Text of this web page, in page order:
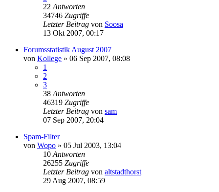
22 Antworten
34746 Zugriffe
Letzter Beitrag von Soosa
13 Okt 2007, 00:17
Forumsstatistik August 2007
von Kollege » 06 Sep 2007, 08:08
1
2
3
38 Antworten
46319 Zugriffe
Letzter Beitrag von sam
07 Sep 2007, 20:04
Spam-Filter
von Wopo » 05 Jul 2003, 13:04
10 Antworten
26255 Zugriffe
Letzter Beitrag von altstadthorst
29 Aug 2007, 08:59